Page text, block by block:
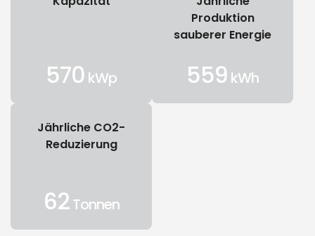
570kWp
Produktion
sauberer Energie
559kWh
Jährliche CO2-
Reduzierung
62Tonnen